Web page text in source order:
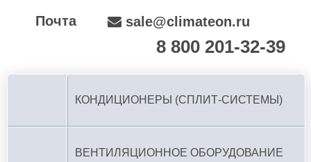
Почта sale@climateon.ru
8 800 201-32-39
КОНДИЦИОНЕРЫ (СПЛИТ-СИСТЕМЫ)
ВЕНТИЛЯЦИОННОЕ ОБОРУДОВАНИЕ